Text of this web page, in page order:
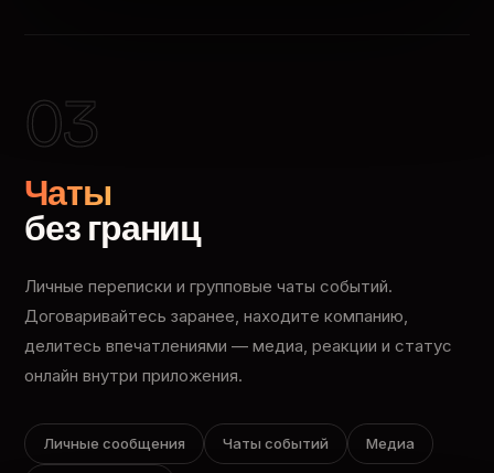
03
Чаты
без границ
Личные переписки и групповые чаты событий.
Договаривайтесь заранее, находите компанию,
делитесь впечатлениями — медиа, реакции и статус
онлайн внутри приложения.
Личные сообщения Чаты событий Медиа